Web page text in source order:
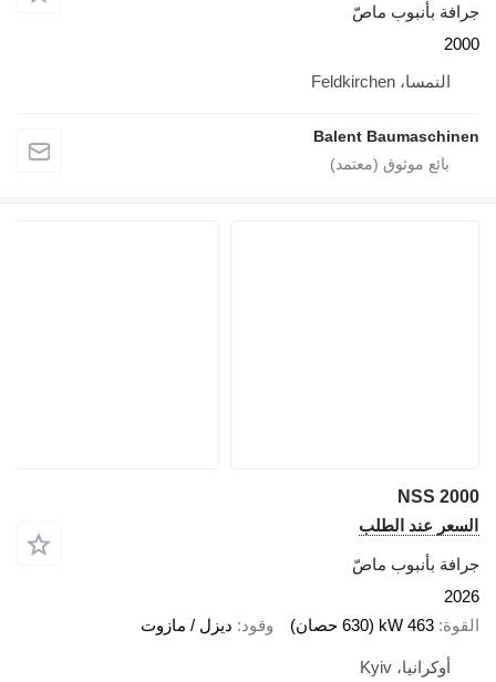
جرافة بأنبوب ماصّ
2000
النمسا، Feldkirchen
Balent Baumaschinen
NSS 2000
السعر عند الطلب
جرافة بأنبوب ماصّ
2026
القوة 463 kW (630 حصان) وقود ديزل / مازوت
أوكرانيا، Kyiv